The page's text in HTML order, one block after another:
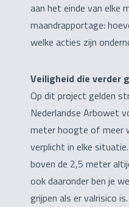
aan het einde van elke
maandrapportage:
welke acties zijn
Veiligheid die verder
Op dit project gelden
Nederlandse Arbowet
meter hoogte of meer
verplicht in elke
boven de 2,5 meter
ook daaronder ben je
grijpen als er valrisico